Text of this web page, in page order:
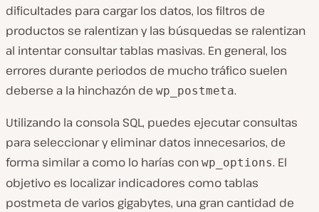
dificultades para cargar los datos, los filtros de
productos se ralentizan y las búsquedas se ralentizan
al intentar consultar tablas masivas. En general, los
errores durante periodos de mucho tráfico suelen
deberse a la hinchazón de wp_postmeta.
Utilizando la consola SQL, puedes ejecutar consultas
para seleccionar y eliminar datos innecesarios, de
forma similar a como lo harías con wp_options. El
objetivo es localizar indicadores como tablas
postmeta de varios gigabytes, una gran cantidad de